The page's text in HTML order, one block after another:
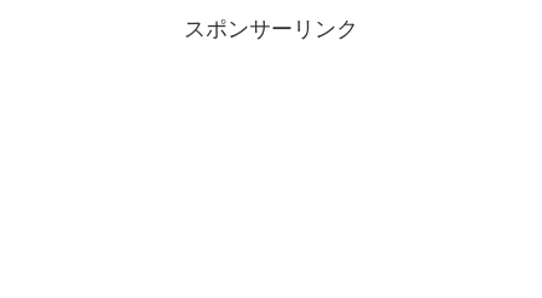
スポンサーリンク